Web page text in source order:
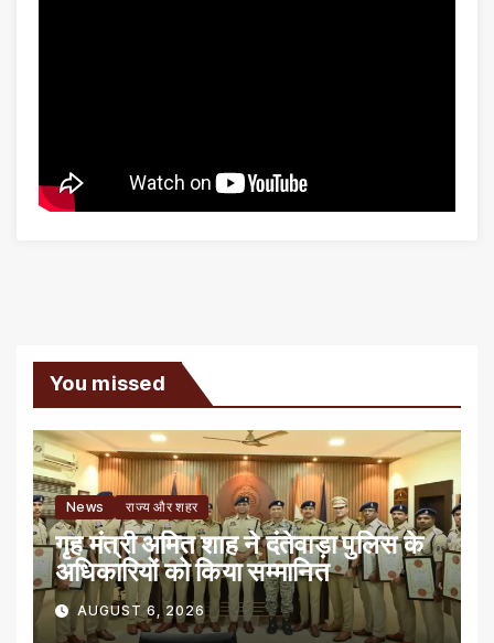
You missed
News राज्य और शहर
गृह मंत्री अमित शाह ने दंतेवाड़ा पुलिस के
अधिकारियों को किया सम्मानित
AUGUST 6, 2026